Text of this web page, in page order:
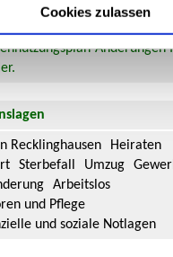
Cookies zulassen
Änderungen
Recklinghausen
Heiraten
Sterbefall Umzug
Arbeitslos
und Pflege
und soziale Notlagen